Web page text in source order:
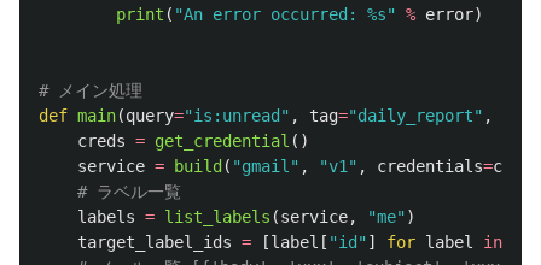
print ( "An error occurred: %s" % error)
def main(query="is:unread " , tag="daily_report" ,
creds = get_credential ()
service = build ( "gmail " , "v1 " , credentials=creds
labels = list_labels (service, "me" )
target_label_ids = [label [ "id " ] for label in